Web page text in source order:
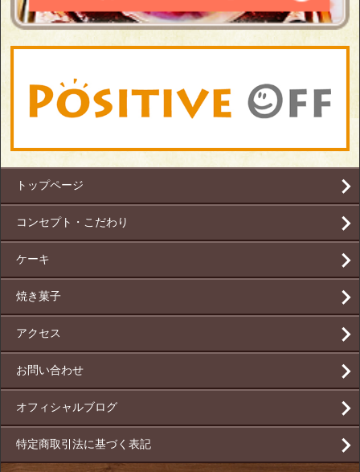
トップページ
コンセプト・こだわり
ケーキ
焼き菓子
アクセス
お問い合わせ
オフィシャルブログ
特定商取引法に基づく表記